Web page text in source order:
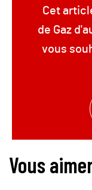
Cet
de Gaz
vous
Vous